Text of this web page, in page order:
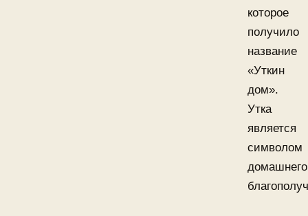
которое
получило
название
«Уткин
дом».
Утка
является
символом
домашнего